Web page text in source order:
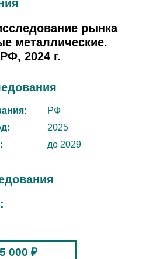
рынка
металлические.
2024 г.
РФ
2025
до 2029
000 ₽